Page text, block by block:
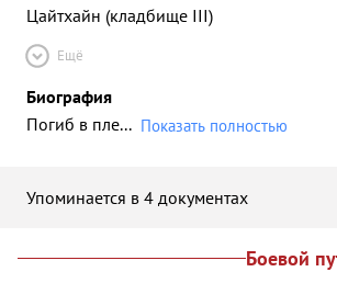
Цайтхайн (кладбище III)
Ещё
Биография
Погиб в пле... Показать полностью
Упоминается в 4 документах
Боевой